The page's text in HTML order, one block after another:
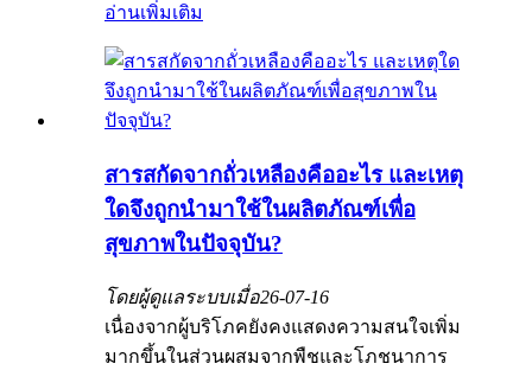
อ่านเพิ่มเติม
สารสกัดจากถั่วเหลืองคืออะไร และเหตุ
ใดจึงถูกนำมาใช้ในผลิตภัณฑ์เพื่อ
สุขภาพในปัจจุบัน?
โดยผู้ดูแลระบบเมื่อ26-07-16
เนื่องจากผู้บริโภคยังคงแสดงความสนใจเพิ่ม
มากขึ้นในส่วนผสมจากพืชและโภชนาการ